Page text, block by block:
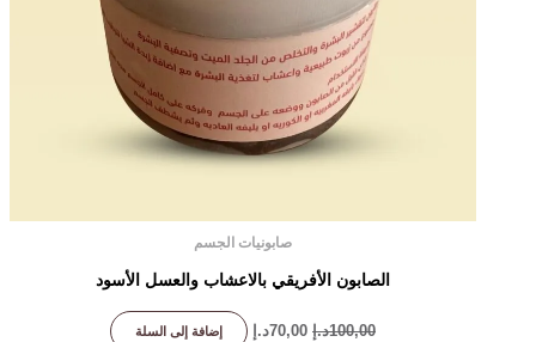
صابونيات الجسم
الصابون الأفريقي بالاعشاب والعسل الأسود
100,00د.إ 70,00د.إ إضافة إلى السلة